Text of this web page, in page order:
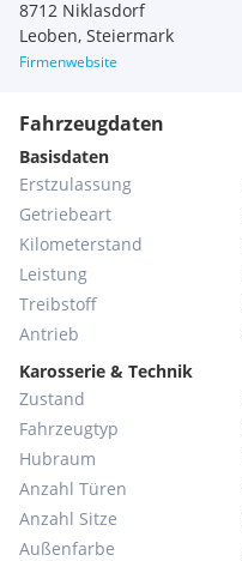
8712 Niklasdorf
Leoben, Steiermark
Firmenwebsite
Fahrzeugdaten
Basisdaten
Erstzulassung
Getriebeart
Kilometerstand
Leistung
Treibstoff
Antrieb
Karosserie & Technik
Zustand
Fahrzeugtyp
Hubraum
Anzahl Türen
Anzahl Sitze
Außenfarbe